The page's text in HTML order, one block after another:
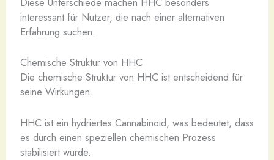
interessant für Nutzer, die nach einer alternativen
Erfahrung suchen.
Chemische Struktur von HHC
Die chemische Struktur von HHC ist entscheidend für
seine Wirkungen.
HHC ist ein hydriertes Cannabinoid, was bedeutet, dass
es durch einen speziellen chemischen Prozess
stabilisiert wurde.